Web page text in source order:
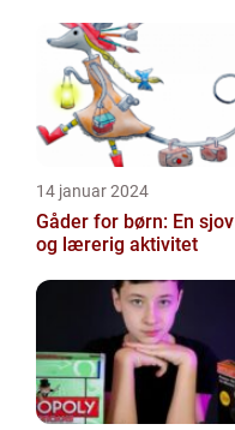
14 januar 2024
Gåder for børn: En sjov
og lærerig aktivitet